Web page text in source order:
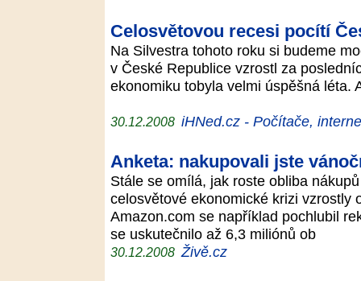
Celosvětovou recesi pocítí
Na Silvestra tohoto roku si budeme
v České Republice vzrostl za
ekonomiku tobyla velmi úspěšná léta.
30.12.2008 iHNed.cz - Počítače,
Anketa: nakupovali jste
Stále se omílá, jak roste obliba
celosvětové ekonomické krizi vzrostly
Amazon.com se například pochlubil
se uskutečnilo až 6,3 miliónů ob
30.12.2008 Živě.cz